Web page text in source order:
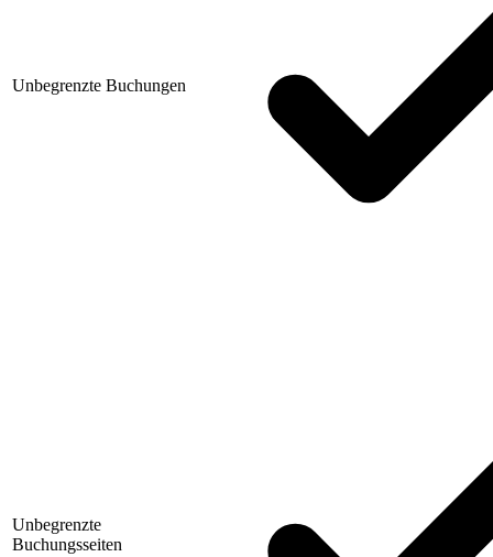
Unbegrenzte Buchungen
Unbegrenzte
Buchungsseiten